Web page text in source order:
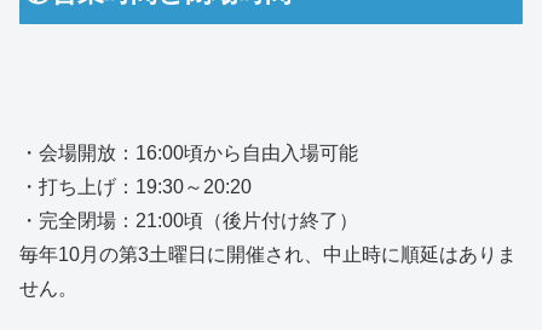
・会場開放：16:00頃から自由入場可能
・打ち上げ：19:30～20:20
・完全閉場：21:00頃（後片付け終了）
毎年10月の第3土曜日に開催され、中止時に順延はありま
せん。